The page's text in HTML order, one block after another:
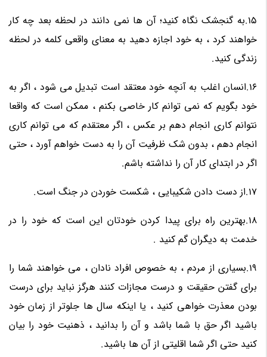
15.به گنجشک نگاه کنید؛ آن ها نمی دانند در لحظه بعد چه کار
خواهند کرد ، به خود اجازه دهید به معنای واقعی کلمه در لحظه
زندگی کنید.
16.انسان اغلب به آنچه خود معتقد است تبدیل می شود ، اگر به
خود بگویم که نمی توانم کار خاصی بکنم ، ممکن است که واقعا
نتوانم کاری انجام دهم بر عکس ، اگر معتقدم که می توانم کاری
انجام دهم ، بدون شک ظرفیت آن را به دست خواهم آورد ، حتی
اگر در ابتدای کار آن را نداشته باشم.
17.از دست دادن شکیبایی ، شکست خوردن در جنگ است.
18.بهترین راه برای پیدا کردن خودتان این است که خود را در
خدمت به دیگران گم کنید .
19.بسیاری از مردم ، به خصوص افراد نادان ، می خواهند شما را
برای گفتن حقیقت و درست مجازات کنند هرگز نباید برای درست
بودن معذرت خواهی کنید ، یا اینکه سال ها جلوتر از زمان خود
باشید اگر حق با شما باشد و آن را بدانید ، ذهنیت خود را بیان
کنید حتی اگر شما اقلیتی از آن ها باشید.